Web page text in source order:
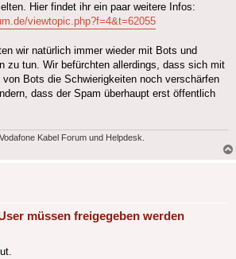
Hier findet ihr ein paar weitere Infos:
viewtopic.php?f=4&t=62055
wir natürlich immer wieder mit Bots und
zu tun. Wir befürchten allerdings, dass sich mit
von Bots die Schwierigkeiten noch verschärfen
dass der Spam überhaupt erst öffentlich
Kabel Forum und Helpdesk.
müssen freigegeben werden